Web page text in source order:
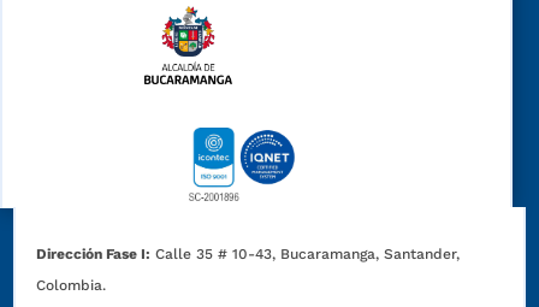
Dirección Fase I: Calle 35 # 10-43, Bucaramanga, Santander,
Colombia.